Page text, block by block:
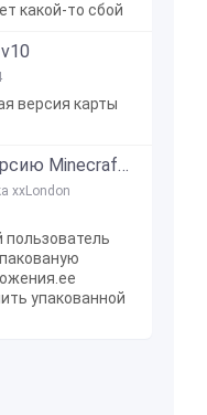
какой-то сбой
версия карты
Как откатить версию Minecraft Bedrock Edition на Windows 10?
xxLondon
упакованной